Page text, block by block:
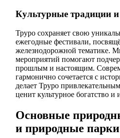
Культурные традиции и
Труро сохраняет свою
ежегодные фестивали,
железнодорожной тематике.
мероприятий помогают
прошлым и настоящим.
гармонично сочетается с
делает Труро
ценит культурное богатство
Основные
и природные парки